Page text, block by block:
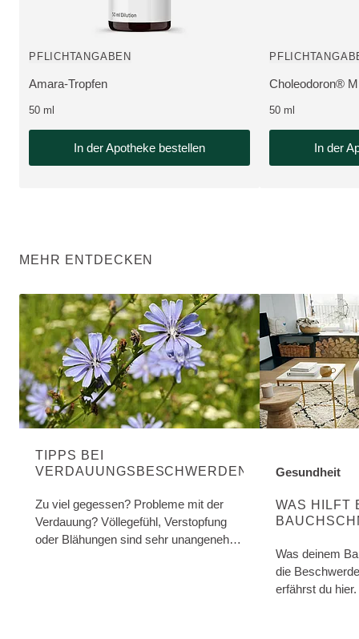
NEU 20ml, pharmazeutisches Produkt, erhältlich in der ApoNow
MEHR ZUM PRODUKT:
Amara-Tropfen
PFLICHTANGABEN
50 ml
In der Apotheke bestellen
pharmazeutisches
MEHR ZUM
Choleodoron®
50 ml
In der
MEHR ENTDECKEN
TIPPS BEI
VERDAUUNGSBESCHWERDEN
Zu viel gegessen? Probleme mit der
Verdauung? Völlegefühl, Verstopfung
oder Blähungen sind sehr unangenehm.
WAS HILFT
ENTDECKE
Gesundheit
Was deinem
die
erfährst du hier.